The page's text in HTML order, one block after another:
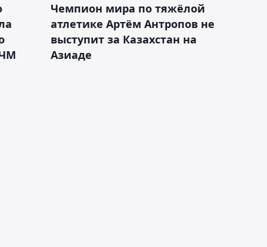
Чемпион мира по тяжёлой
атлетике Артём Антропов не
выступит за Казахстан на
Азиаде